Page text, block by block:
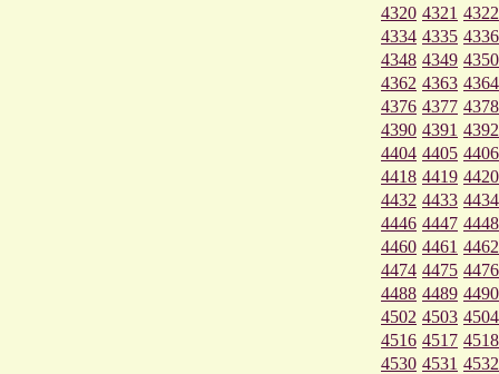
4320 4321 4322
4334 4335 4336
4348 4349 4350
4362 4363 4364
4376 4377 4378
4390 4391 4392
4404 4405 4406
4418 4419 4420
4432 4433 4434
4446 4447 4448
4460 4461 4462
4474 4475 4476
4488 4489 4490
4502 4503 4504
4516 4517 4518
4530 4531 4532